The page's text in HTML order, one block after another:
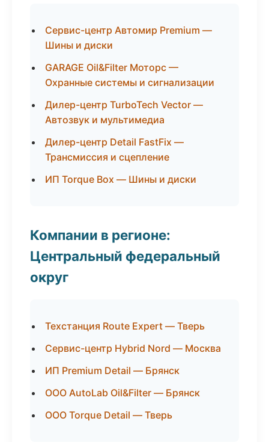
Сервис-центр Автомир Premium —
Шины и диски
GARAGE Oil&Filter Моторс —
Охранные системы и сигнализации
Дилер-центр TurboTech Vector —
Автозвук и мультимедиа
Дилер-центр Detail FastFix —
Трансмиссия и сцепление
ИП Torque Box — Шины и диски
Компании в регионе:
Центральный федеральный
округ
Техстанция Route Expert — Тверь
Сервис-центр Hybrid Nord — Москва
ИП Premium Detail — Брянск
ООО AutoLab Oil&Filter — Брянск
ООО Torque Detail — Тверь